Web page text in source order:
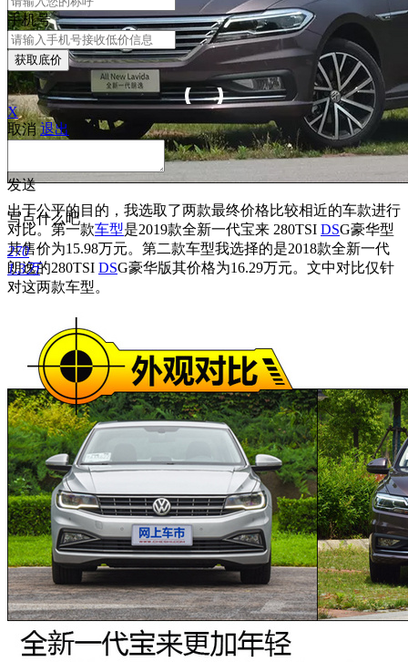
出于公平的目的，我选取了两款最终价格比较相近的车款进行
对比。第一款车型是2019款全新一代宝来 280TSI DSG豪华型
其售价为15.98万元。第二款车型我选择的是2018款全新一代
朗逸的280TSI DSG豪华版其价格为16.29万元。文中对比仅针
对这两款车型。
手机号
获取底价
X
取消 退出
发送
写点什么吧
270
1.3万